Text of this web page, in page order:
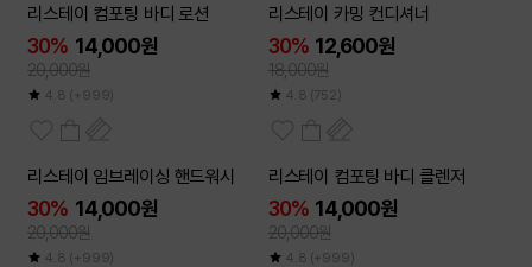
리스테이 컴포팅 바디 로션
30% 14,000원
20,000원
4.8 (+999)
리스테이 카밍 컨디셔너
30% 12,600원
18,000원
4.8 (752)
리스테이 임브레이싱 핸드워시
30% 14,000원
20,000원
4.8 (+999)
리스테이 컴포팅 바디 클렌저
30% 14,000원
20,000원
4.8 (+999)